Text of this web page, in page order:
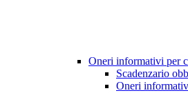
Oneri informativi per
Scadenzario
Oneri